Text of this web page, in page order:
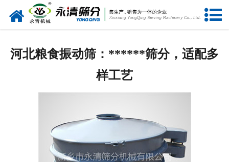
网站首页
产品中心
服务准则
河北粮食振动筛：******筛分，适配多
样工艺